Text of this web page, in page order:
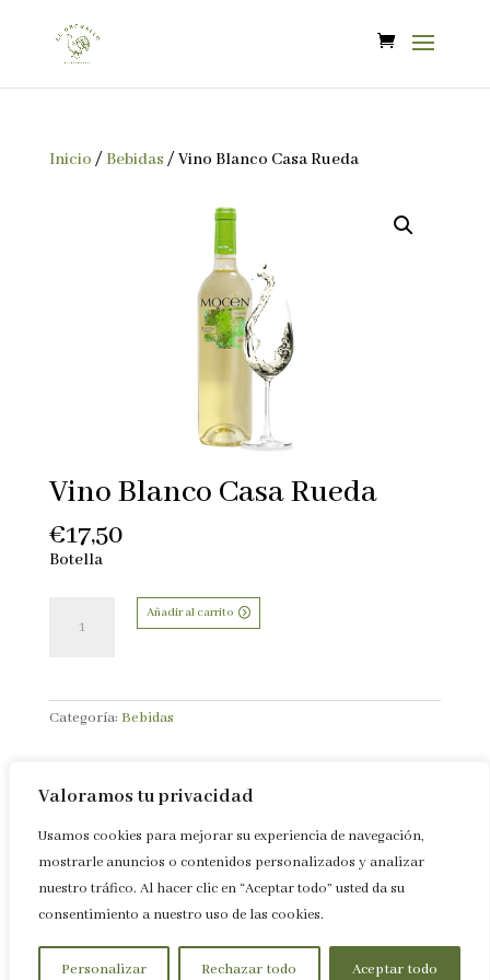
Valoramos tu privacidad
Usamos cookies para mejorar su experiencia de navegación,
mostrarle anuncios o contenidos personalizados y analizar
nuestro tráfico. Al hacer clic en “Aceptar todo” usted da su
consentimiento a nuestro uso de las cookies.
Personalizar Rechazar todo Aceptar todo
Inicio / Bebidas / Vino Blanco Casa Rueda
Vino Blanco Casa Rueda
€17,50
Botella
Blanco
Añadir al carrito
Categoría: Bebidas